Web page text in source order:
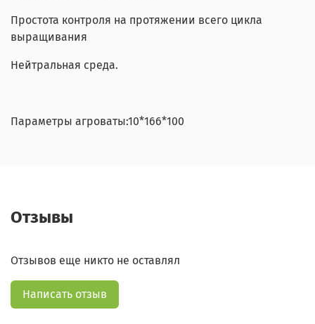
Простота контроля на протяжении всего цикла
выращивания
Нейтральная среда.
Параметры агроваты:10*166*100
Отзывы
Отзывов еще никто не оставлял
Написать отзыв